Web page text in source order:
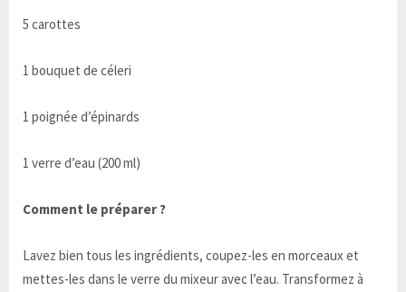
5 carottes
1 bouquet de céleri
1 poignée d’épinards
1 verre d’eau (200 ml)
Comment le préparer ?
Lavez bien tous les ingrédients, coupez-les en morceaux et
mettes-les dans le verre du mixeur avec l’eau. Transformez à